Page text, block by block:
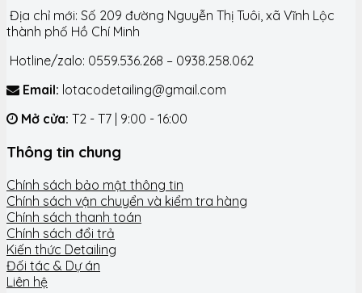
Địa chỉ mới: Số 209 đường Nguyễn Thị Tuôi, xã Vĩnh Lộc
thành phố Hồ Chí Minh
Hotline/zalo: 0559.536.268 – 0938.258.062
Email: lotacodetailing@gmail.com
Mở cửa: T2 - T7 | 9:00 - 16:00
Thông tin chung
Chính sách bảo mật thông tin
Chính sách vận chuyển và kiểm tra hàng
Chính sách thanh toán
Chính sách đổi trả
Kiến thức Detailing
Đối tác & Dự án
Liên hệ